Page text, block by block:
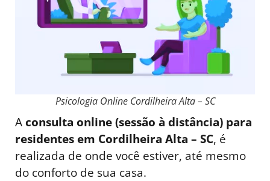
Psicologia Online Cordilheira Alta – SC
Aconsulta online (sessão à distância) para
residentes em Cordilheira Alta – SC, é
realizada de onde você estiver, até mesmo
do conforto de sua casa.